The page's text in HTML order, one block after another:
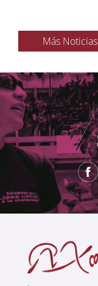
Más Noticias